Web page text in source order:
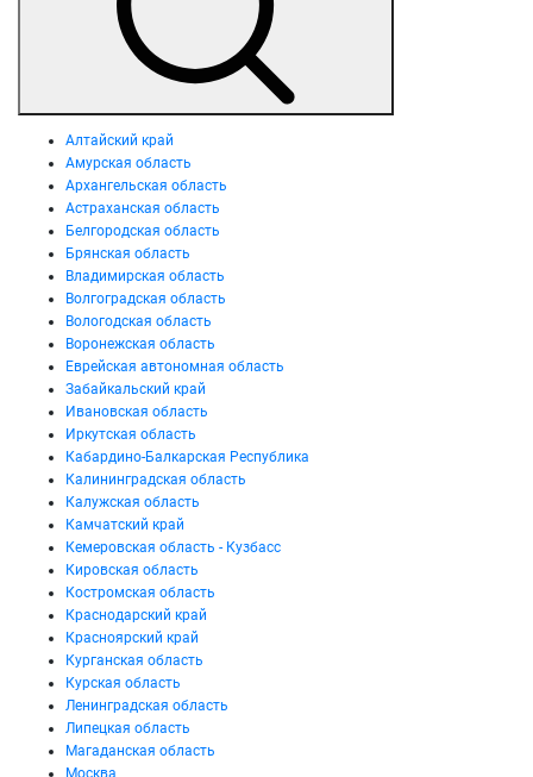
Алтайский край
Амурская область
Архангельская область
Астраханская область
Белгородская область
Брянская область
Владимирская область
Волгоградская область
Вологодская область
Воронежская область
Еврейская автономная область
Забайкальский край
Ивановская область
Иркутская область
Кабардино-Балкарская Республика
Калининградская область
Калужская область
Камчатский край
Кемеровская область - Кузбасс
Кировская область
Костромская область
Краснодарский край
Красноярский край
Курганская область
Курская область
Ленинградская область
Липецкая область
Магаданская область
Москва